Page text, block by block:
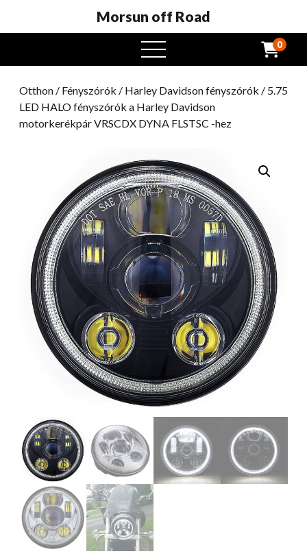
Morsun off Road
Nyissa
meg
menüt
0
Otthon / Fényszórók / Harley Davidson fényszórók / 5.75
LED HALO fényszórók a Harley Davidson
motorkerékpár VRSCDX DYNA FLSTSC -hez